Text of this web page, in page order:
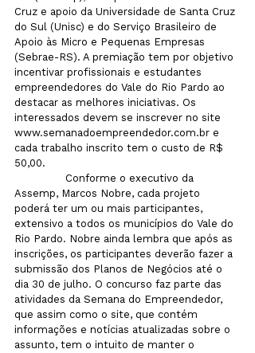
Cruz e apoio da Universidade de Santa Cruz
do Sul (Unisc) e do Serviço Brasileiro de
Apoio às Micro e Pequenas Empresas
(Sebrae-RS). A premiação tem por objetivo
incentivar profissionais e estudantes
empreendedores do Vale do Rio Pardo ao
destacar as melhores iniciativas. Os
interessados devem se inscrever no site
www.semanadoempreendedor.com.br e
cada trabalho inscrito tem o custo de R$
50,00.
Conforme o executivo da
Assemp, Marcos Nobre, cada projeto
poderá ter um ou mais participantes,
extensivo a todos os municípios do Vale do
Rio Pardo. Nobre ainda lembra que após as
inscrições, os participantes deverão fazer a
submissão dos Planos de Negócios até o
dia 30 de julho. O concurso faz parte das
atividades da Semana do Empreendedor,
que assim como o site, que contém
informações e notícias atualizadas sobre o
assunto, tem o intuito de manter o